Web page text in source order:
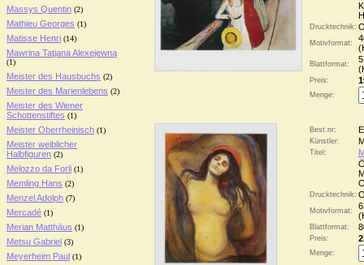
Massys Quentin (2)
Mathieu Georges (1)
Matisse Henri (14)
Mawrina Tatjana Alexejewna
(1)
Meister des Hausbuchs (2)
Meister des Marienlebens (2)
Meister des Wiener
Schottenstiftes (1)
Meister Oberrheinisch (1)
Meister weiblicher
Halbfiguren (2)
Melozzo da Forli (1)
Memling Hans (2)
Menzel Adolph (7)
Mercadé (1)
Merian Matthäus (1)
Metsu Gabriel (3)
Meyerheim Paul (1)
Drucktechnik:
Motivformat:
Blattformat:
Preis:
Menge:
Best.nr:
Künstler:
Titel:
Drucktechnik:
Motivformat:
Blattformat:
Preis:
Menge: